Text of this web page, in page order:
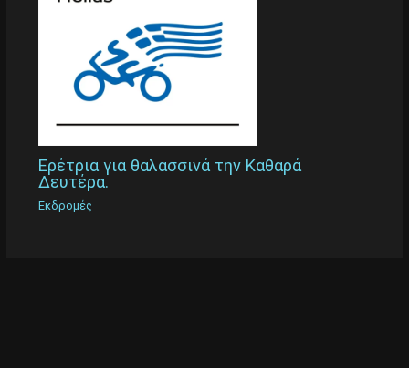
Ερέτρια για θαλασσινά την Καθαρά
Δευτέρα.
Εκδρομές